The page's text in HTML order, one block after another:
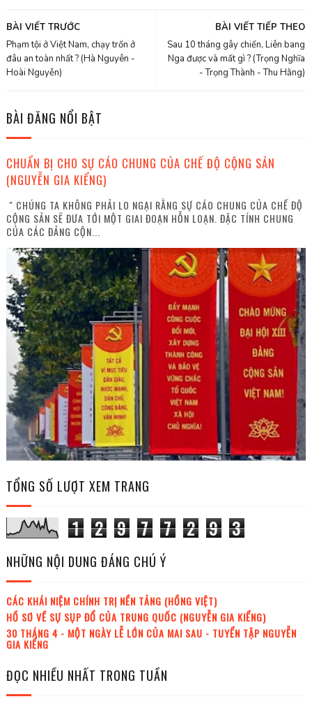
BÀI VIẾT TIẾP THEO
Sau 10 tháng gây chiến, Liên bang
Nga được và mất gì ? (Trọng Nghĩa
- Trọng Thành - Thu Hằng)
BÀI VIẾT TRƯỚC
Phạm tội ở Việt Nam, chạy trốn ở
đâu an toàn nhất ? (Hà Nguyên -
Hoài Nguyễn)
BÀI ĐĂNG NỔI BẬT
CHUẨN BỊ CHO SỰ CÁO CHUNG CỦA CHẾ ĐỘ CỘNG SẢN
(NGUYỄN GIA KIỂNG)
" CHÚNG TA KHÔNG PHẢI LO NGẠI RẰNG SỰ CÁO CHUNG CỦA CHẾ ĐỘ
CỘNG SẢN SẼ ĐƯA TỚI MỘT GIAI ĐOẠN HỖN LOẠN. ĐẶC TÍNH CHUNG
CỦA CÁC ĐẢNG CỘN...
TỔNG SỐ LƯỢT XEM TRANG
1 2 9 7 7 2 9 3
NHỮNG NỘI DUNG ĐÁNG CHÚ Ý
CÁC KHÁI NIỆM CHÍNH TRỊ NỀN TẢNG (HỒNG VIỆT)
HỒ SƠ VỀ SỰ SỤP ĐỔ CỦA TRUNG QUỐC (NGUYỄN GIA KIỂNG)
30 THÁNG 4 - MỘT NGÀY LỄ LỚN CỦA MAI SAU - TUYỂN TẬP NGUYỄN
GIA KIỂNG
ĐỌC NHIỀU NHẤT TRONG TUẦN